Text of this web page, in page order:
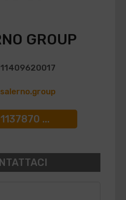
GROUP
11409620017
...